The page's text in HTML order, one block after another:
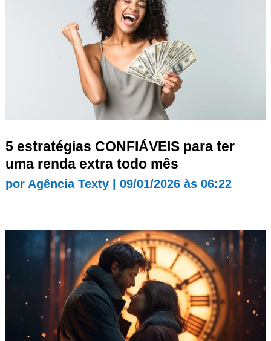
5 estratégias CONFIÁVEIS para ter
uma renda extra todo mês
por Agência Texty| 09/01/2026 às 06:22